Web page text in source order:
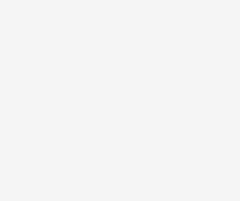
Menge